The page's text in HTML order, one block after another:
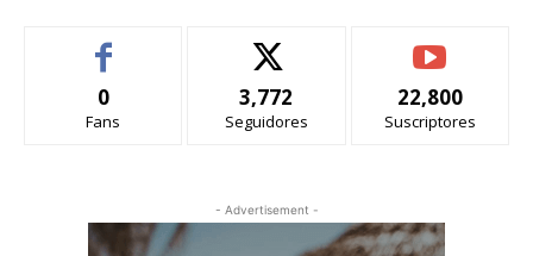
0
Fans
3,772
Seguidores
22,800
Suscriptores
- Advertisement -